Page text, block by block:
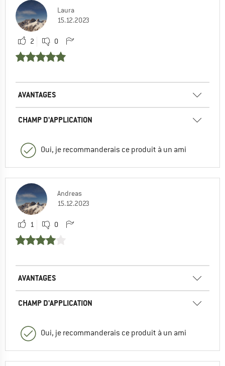
Laura
15.12.2023
2 0
AVANTAGES
CHAMP D'APPLICATION
Oui, je recommanderais ce produit à un ami
Andreas
15.12.2023
1 0
AVANTAGES
CHAMP D'APPLICATION
Oui, je recommanderais ce produit à un ami